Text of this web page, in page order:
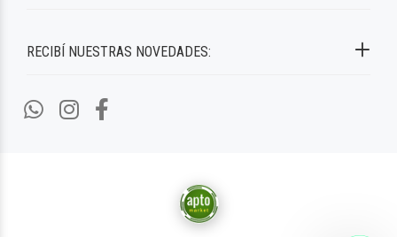
RECIBÍ NUESTRAS NOVEDADES: